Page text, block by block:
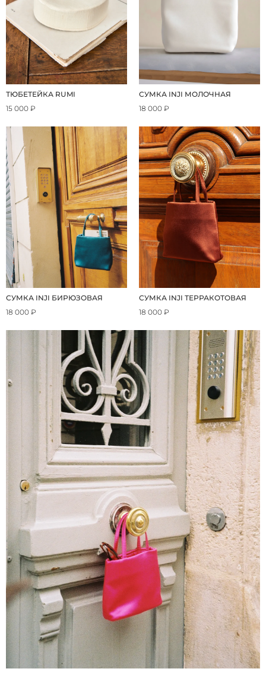
ТЮБЕТЕЙКА RUMI
15 000 ₽
СУМКА INJI МОЛОЧНАЯ
18 000 ₽
СУМКА INJI БИРЮЗОВАЯ
18 000 ₽
СУМКА INJI ТЕРРАКОТОВАЯ
18 000 ₽